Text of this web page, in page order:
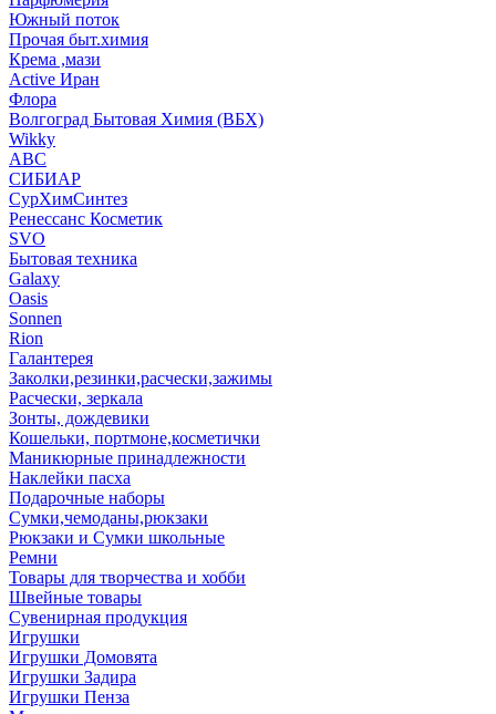
Южный поток
Прочая быт.химия
Крема ,мази
Аctive Иран
Флора
Волгоград Бытовая Химия (ВБХ)
Wikky
АВС
СИБИАР
СурХимСинтез
Ренессанс Косметик
SVO
Бытовая техника
Galaxy
Oasis
Sonnen
Rion
Галантерея
Заколки,резинки,расчески,зажимы
Расчески, зеркала
Зонты, дождевики
Кошельки, портмоне,косметички
Маникюрные принадлежности
Наклейки пасха
Подарочные наборы
Сумки,чемоданы,рюкзаки
Рюкзаки и Сумки школьные
Ремни
Товары для творчества и хобби
Швейные товары
Сувенирная продукция
Игрушки
Игрушки Домовята
Игрушки Задира
Игрушки Пенза